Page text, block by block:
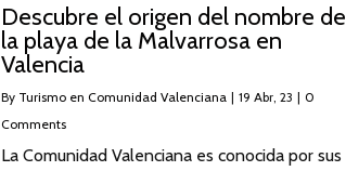
Descubre el origen del nombre de
la playa de la Malvarrosa en
Valencia
By Turismo en Comunidad Valenciana | 19 Abr, 23 | 0
Comments
La Comunidad Valenciana es conocida por sus